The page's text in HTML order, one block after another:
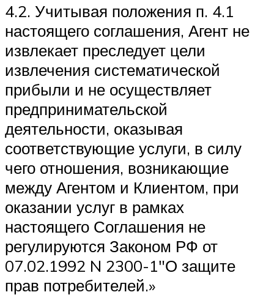
4.2. Учитывая положения п. 4.1
настоящего соглашения, Агент не
извлекает преследует цели
извлечения систематической
прибыли и не осуществляет
предпринимательской
деятельности, оказывая
соответствующие услуги, в силу
чего отношения, возникающие
между Агентом и Клиентом, при
оказании услуг в рамках
настоящего Соглашения не
регулируются Законом РФ от
07.02.1992 N 2300-1″О защите
прав потребителей.»